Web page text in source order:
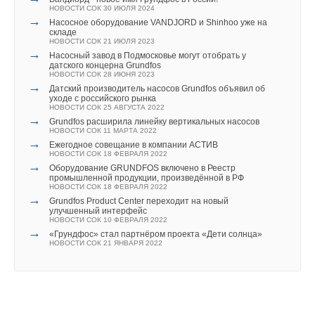
НОВОСТИ СОК 30 ИЮЛЯ 2024
→
Насосное оборудование VANDJORD и Shinhoo уже на
складе
НОВОСТИ СОК 21 ИЮЛЯ 2023
→
Насосный завод в Подмосковье могут отобрать у
датского концерна Grundfos
НОВОСТИ СОК 28 ИЮНЯ 2023
→
Датский производитель насосов Grundfos объявил об
уходе с российского рынка
НОВОСТИ СОК 25 АВГУСТА 2022
→ Grundfos расширила линейку вертикальных насосов
НОВОСТИ СОК 11 МАРТА 2022
→ Ежегодное совещание в компании АСТИВ
НОВОСТИ СОК 18 ФЕВРАЛЯ 2022
→
Оборудование GRUNDFOS включено в Реестр
промышленной продукции, произведённой в РФ
НОВОСТИ СОК 18 ФЕВРАЛЯ 2022
→
Grundfos Product Center переходит на новый
улучшенный интерфейс
НОВОСТИ СОК 10 ФЕВРАЛЯ 2022
→ «Грундфос» стал партнёром проекта «Дети солнца»
НОВОСТИ СОК 21 ЯНВАРЯ 2022
НОВОСТИ СОК 5 АВГУСТА 2026
Гибридный тепловой насос PV/T с одним общим
НОВОСТИ СОК 5 АВГУСТА 2026
21-й ежегодный форум «ЦОД-2026»
Уведомления отключены
Комментарии
В этой теме еще нет комментариев
и другие эксперты.
В рамках третьего и завершающего дня пройдет
насыщенная программа семинаров от партнера Дня
проектировщика — ведущего российского разработчика
решений для информационного моделирования Renga
Software, которые осветят все аспекты использования BIM-
технологий при проектировании зданий и сооружений.
Генеральный партнер Дня проектировщика компания
PAROC — один из лидеров рынка строительной
и технической изоляции.
Мероприятия пройдут при поддержке одного из лидеров
в сфере разработки комплексных решений по утеплению